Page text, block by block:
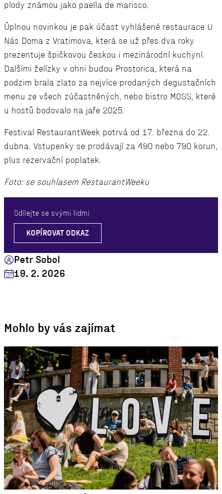
plody známou jako paella de marisco.
Úplnou novinkou je pak účast vyhlášené restaurace U
Nás Doma z Vratimova, která se už přes dva roky
prezentuje špičkovou českou i mezinárodní kuchyní.
Dalšími želízky v ohni budou Prostorica, která na
podzim brala zlato za nejvíce prodaných degustačních
menu ze všech zúčastněných, nebo bistro MOSS, které
u hostů bodovalo na jaře 2025.
Festival RestaurantWeek potrvá od 17. března do 22.
dubna. Vstupenky se prodávají za 490 nebo 790 korun,
plus rezervační poplatek.
Foto: se souhlasem RestaurantWeeku
Sdílejte se svými lidmi
KOPÍROVAT ODKAZ
Petr Sobol
19. 2. 2026
Mohlo by vás zajímat